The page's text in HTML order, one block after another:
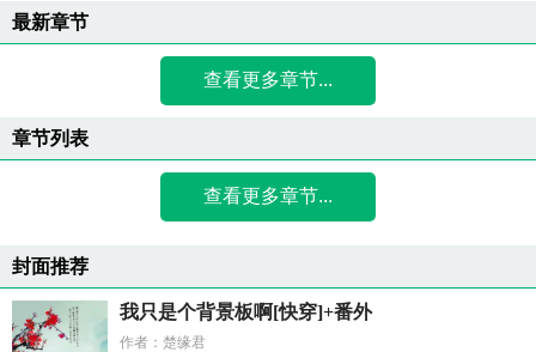
最新章节
查看更多章节...
章节列表
查看更多章节...
封面推荐
我只是个背景板啊[快穿]+番外
作者：楚缘君